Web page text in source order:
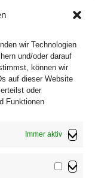
wir Technologien
und/oder darauf
können wir
auf dieser Website
oder
Funktionen
Immer aktiv
Es